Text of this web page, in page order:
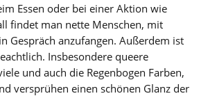
Essen oder bei einer Aktion wie
findet man nette Menschen, mit
Gespräch anzufangen. Außerdem ist
Insbesondere queere
und auch die Regenbogen Farben,
versprühen einen schönen Glanz der